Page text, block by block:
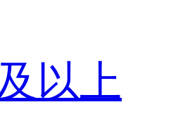
以上